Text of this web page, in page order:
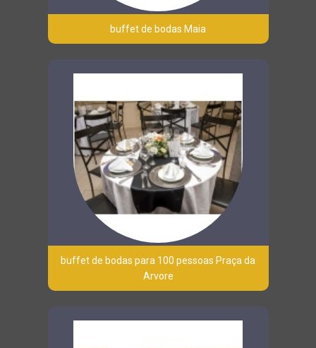
buffet de bodas Maia
buffet de bodas para 100 pessoas Praça da
Arvore